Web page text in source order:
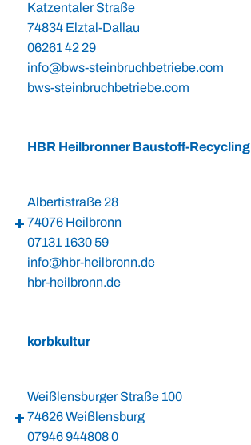
Katzentaler Straße
74834 Elztal-Dallau
06261 42 29
info@bws-steinbruchbetriebe.com
bws-steinbruchbetriebe.com
HBR Heilbronner Baustoff-Recycling
Albertistraße 28
74076 Heilbronn
07131 1630 59
info@hbr-heilbronn.de
hbr-heilbronn.de
korbkultur
Weißlensburger Straße 100
74626 Weißlensburg
07946 944808 0